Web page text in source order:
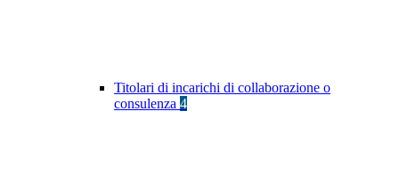
Titolari di incarichi di collaborazione o
consulenza 4